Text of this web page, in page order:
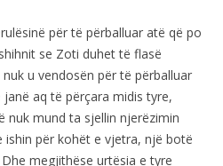
për të përballuar atë që po
se Zoti duhet të flasë
u vendosën për të përballuar
aq të përçara midis tyre,
nuk mund ta sjellin njerëzimin
ishin për kohët e vjetra, një botë
megjithëse urtësia e tyre